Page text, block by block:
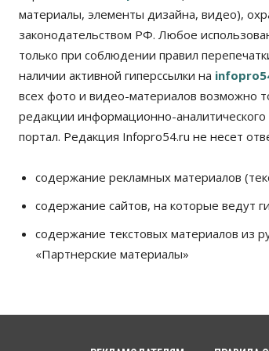
материалы, элементы дизайна, видео),
законодательством РФ. Любое
только при соблюдении правил
наличии активной гиперссылки на
всех фото и видео-материалов возможно
редакции информационно-
портал. Редакция Infopro54.ru не несет
содержание рекламных материалов
содержание сайтов, на которые ведут
содержание текстовых материалов из
«Партнерские материалы»